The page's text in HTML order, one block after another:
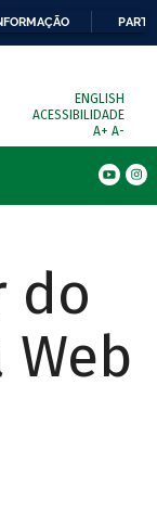
ENGLISH
ACESSIBILIDADE
A+ A-
do